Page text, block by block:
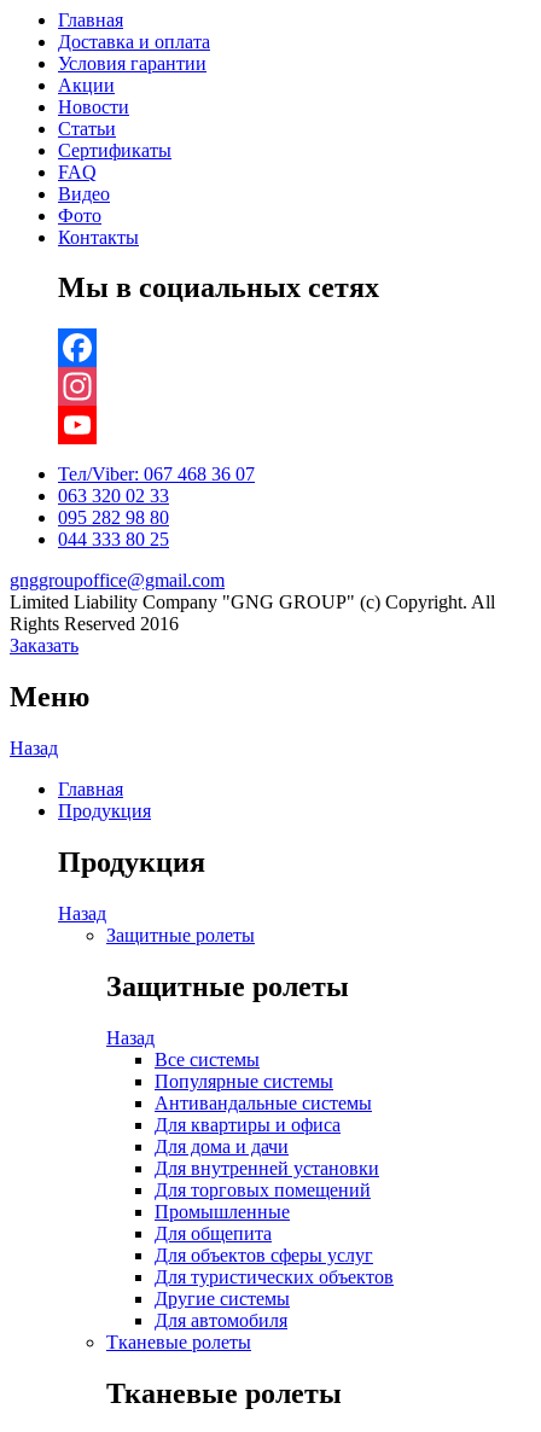
Главная
Доставка и оплата
Условия гарантии
Акции
Новости
Статьи
Сертификаты
FAQ
Видео
Фото
Контакты
Мы в социальных сетях
Facebook
Instagram
YouTube
Channel
Тел/Viber: 067 468 36 07
063 320 02 33
095 282 98 80
044 333 80 25
gnggroupoffice@gmail.com
Limited Liability Company "GNG GROUP" (c) Copyright. All
Rights Reserved 2016
Заказать
Меню
Назад
Главная
Продукция
Продукция
Назад
Защитные ролеты
Защитные ролеты
Назад
Все системы
Популярные системы
Антивандальные системы
Для квартиры и офиса
Для дома и дачи
Для внутренней установки
Для торговых помещений
Промышленные
Для общепита
Для объектов сферы услуг
Для туристических объектов
Другие системы
Для автомобиля
Тканевые ролеты
Тканевые ролеты